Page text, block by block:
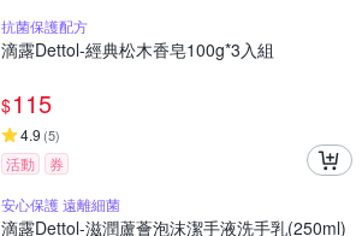
抗菌保護配方
滴露Dettol-經典松木香皂100g*3入組
$115
4.9 (5)
活動
券
安心保護 遠離細菌
滴露Dettol-滋潤蘆薈泡沫潔手液洗手乳(250ml)